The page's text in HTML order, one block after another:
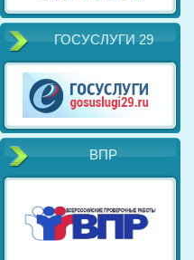
ГОСУСЛУГИ 29
ВПР